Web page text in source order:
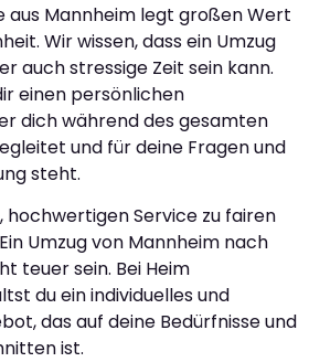
aus Mannheim legt großen Wert
Wir wissen, dass ein Umzug
auch stressige Zeit sein kann.
einen persönlichen
dich während des gesamten
und für deine Fragen und
steht.
hochwertigen Service zu fairen
Umzug von Mannheim nach
teuer sein. Bei Heim
du ein individuelles und
das auf deine Bedürfnisse und
ist.